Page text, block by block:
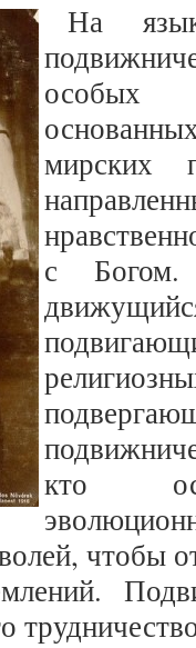
На
особых
мирских
с Богом.
кто
чтобы